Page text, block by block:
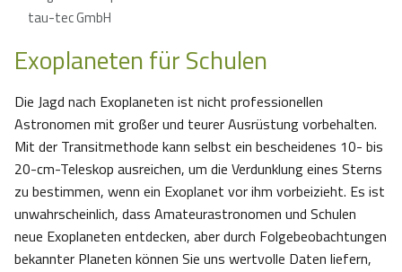
tau-tec GmbH
Exoplaneten für Schulen
Die Jagd nach Exoplaneten ist nicht professionellen
Astronomen mit großer und teurer Ausrüstung vorbehalten.
Mit der Transitmethode kann selbst ein bescheidenes 10- bis
20-cm-Teleskop ausreichen, um die Verdunklung eines Sterns
zu bestimmen, wenn ein Exoplanet vor ihm vorbeizieht. Es ist
unwahrscheinlich, dass Amateurastronomen und Schulen
neue Exoplaneten entdecken, aber durch Folgebeobachtungen
bekannter Planeten können Sie uns wertvolle Daten liefern,